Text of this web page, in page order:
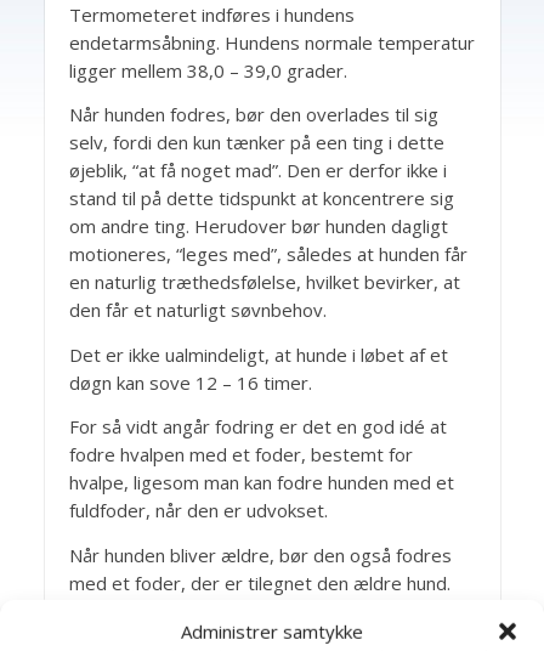
Administrer samtykke
Termometeret indføres i hundens
endetarmsåbning. Hundens normale temperatur
ligger mellem 38,0 – 39,0 grader.
Når hunden fodres, bør den overlades til sig
selv, fordi den kun tænker på een ting i dette
øjeblik, “at få noget mad”. Den er derfor ikke i
stand til på dette tidspunkt at koncentrere sig
om andre ting. Herudover bør hunden dagligt
motioneres, “leges med”, således at hunden får
en naturlig træthedsfølelse, hvilket bevirker, at
den får et naturligt søvnbehov.
Det er ikke ualmindeligt, at hunde i løbet af et
døgn kan sove 12 – 16 timer.
For så vidt angår fodring er det en god idé at
fodre hvalpen med et foder, bestemt for
hvalpe, ligesom man kan fodre hunden med et
fuldfoder, når den er udvokset.
Når hunden bliver ældre, bør den også fodres
med et foder, der er tilegnet den ældre hund.
således at den bliver overvægtig.